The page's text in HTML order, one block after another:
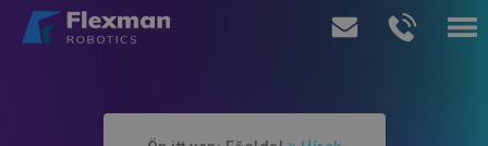
Termékeink